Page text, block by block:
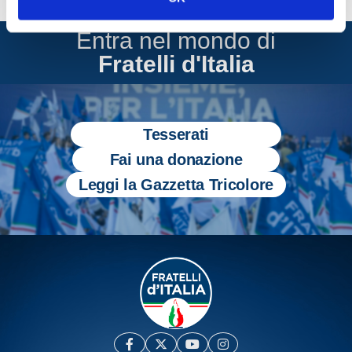
Entra nel mondo di
Fratelli d'Italia
Tesserati
Fai una donazione
Leggi la Gazzetta Tricolore